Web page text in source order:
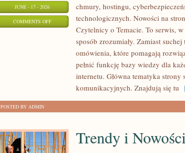
JUNE - 17 - 2026
COMMENTS OFFON
REGULACJE
chmury, hostingu,
technologicznych. Nowości na
Czytelnicy o Temacie. To serwis,
sposób zrozumiały. Zamiast
omówienia, które pomagają
pełnić funkcję bazy wiedzy dla
internetu. Główna tematyka
komunikacyjnych. Znajdują się tu
POSTED BY ADMIN
Trendy i